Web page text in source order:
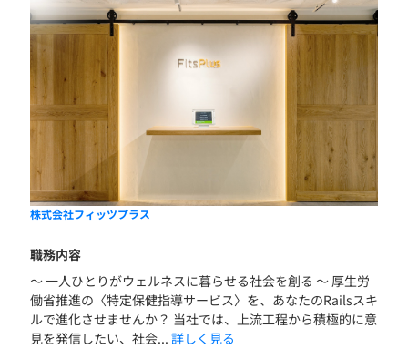
株式会社フィッツプラス
職務内容
〜 一人ひとりがウェルネスに暮らせる社会を創る 〜 厚生労
働省推進の〈特定保健指導サービス〉を、あなたのRailsスキ
ルで進化させませんか？ 当社では、上流工程から積極的に意
見を発信したい、社会... 詳しく見る